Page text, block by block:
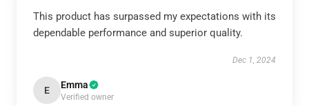
This product has surpassed my expectations with its
dependable performance and superior quality.
Dec 1, 2024
E Emma
Verified owner